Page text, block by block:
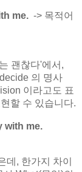
me. -> 목적어
괜찮다'에서,
의 명사
이라고도 표
할 수 있습니다.
with me.
데, 한가지 차이